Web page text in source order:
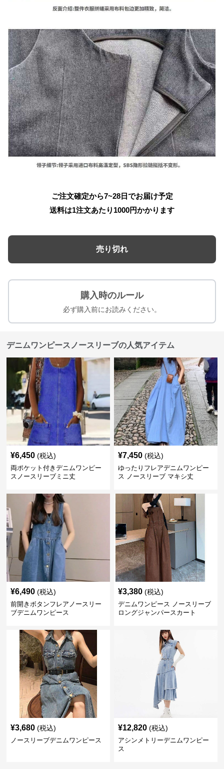
ご注文確定から7~28日でお届け予定
送料は1注文あたり 1000円かかります
売り切れ
購入時のルール
必ず購入前にお読みください。
デニムワンピースノースリーブの人気アイテム
¥6,450 (税込)
両ポケット付きデニムワンピー
スノースリーブミニ丈
¥7,450 (税込)
ゆったりフレアデニムワンピー
ス ノースリーブ マキシ丈
¥6,490 (税込)
前開きボタンフレアノースリー
ブデニムワンピース
¥3,380 (税込)
デニムワンピース ノースリーブ
ロングジャンパースカート
¥3,680 (税込)
ノースリーブデニムワンピース
¥12,820 (税込)
アシンメトリーデニムワンピー
ス